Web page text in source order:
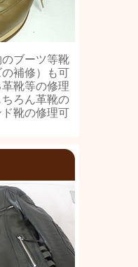
ブーツ等靴
補修）も可
靴等の修理
ろん革靴の
靴の修理可